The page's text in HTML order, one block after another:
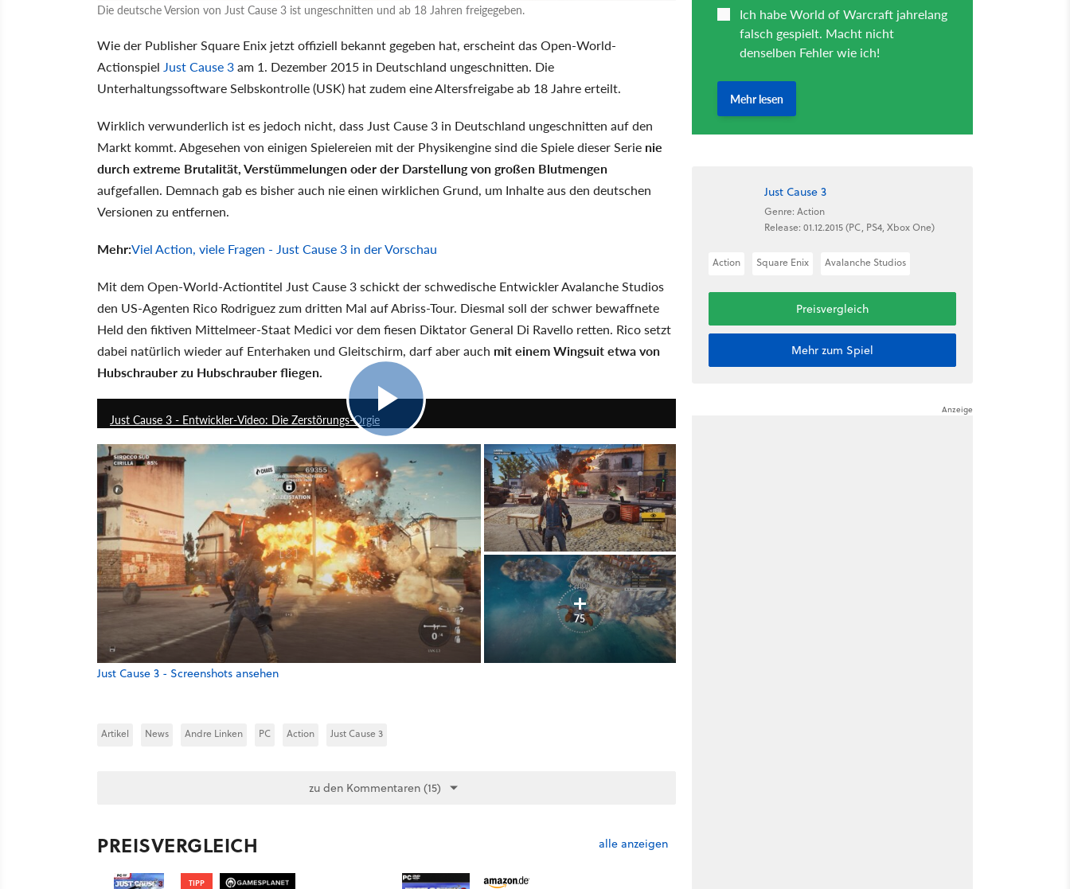
Die deutsche Version von Just Cause 3 ist ungeschnitten und ab 18 Jahren freigegeben.
Wie der Publisher Square Enix jetzt offiziell bekannt gegeben hat, erscheint das Open-World-
Actionspiel Just Cause 3am 1. Dezember 2015 in Deutschland ungeschnitten. Die
Unterhaltungssoftware Selbskontrolle (USK) hat zudem eine Altersfreigabe ab 18 Jahre erteilt.
Wirklich verwunderlich ist es jedoch nicht, dass Just Cause 3 in Deutschland ungeschnitten auf den
Markt kommt. Abgesehen von einigen Spielereien mit der Physikengine sind die Spiele dieser Serie nie
durch extreme Brutalität, Verstümmelungen oder der Darstellung von großen Blutmengen
aufgefallen. Demnach gab es bisher auch nie einen wirklichen Grund, um Inhalte aus den deutschen
Versionen zu entfernen.
Mehr:Viel Action, viele Fragen - Just Cause 3 in der Vorschau
Mit dem Open-World-Actiontitel Just Cause 3 schickt der schwedische Entwickler Avalanche Studios
den US-Agenten Rico Rodriguez zum dritten Mal auf Abriss-Tour. Diesmal soll der schwer bewaffnete
Held den fiktiven Mittelmeer-Staat Medici vor dem fiesen Diktator General Di Ravello retten. Rico setzt
dabei natürlich wieder auf Enterhaken und Gleitschirm, darf aber auch mit einem Wingsuit etwa von
Hubschrauber zu Hubschrauber fliegen.
Just Cause 3 - Entwickler-Video: Die Zerstörungs-Orgie
75
Just Cause 3 - Screenshots ansehen
Artikel News Andre Linken PC Action Just Cause 3
zu den Kommentaren (15)
PREISVERGLEICH alle anzeigen
TIPP
Just Cause 3
Genre: Action
Release: 01.12.2015 (PC, PS4, Xbox One)
Action Square Enix Avalanche Studios
Preisvergleich
Mehr zum Spiel